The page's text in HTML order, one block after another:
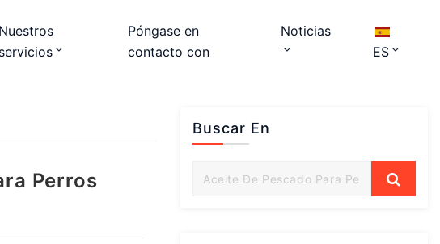
Nuestros
servicios
Póngase en
contacto con
Noticias
ES
Perros
Buscar En